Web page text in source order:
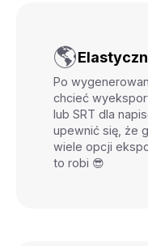
🌎
Po
chcieć
lub SRT dla
upewnić się, że
wiele opcji
to robi 😎